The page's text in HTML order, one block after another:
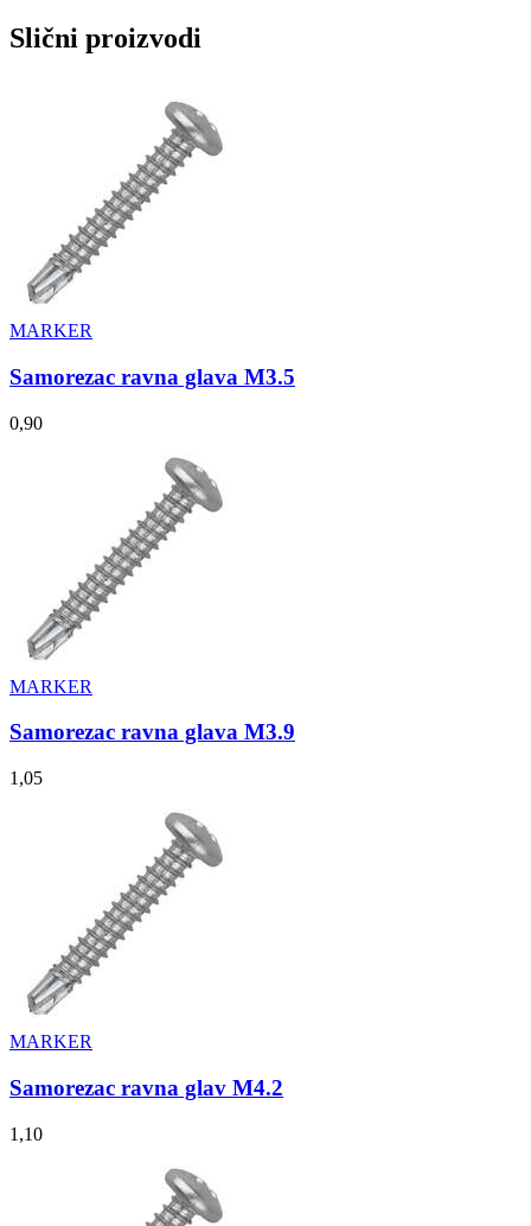
Slični proizvodi
MARKER
Samorezac ravna glava M3.5
0,90
MARKER
Samorezac ravna glava M3.9
1,05
MARKER
Samorezac ravna glav M4.2
1,10